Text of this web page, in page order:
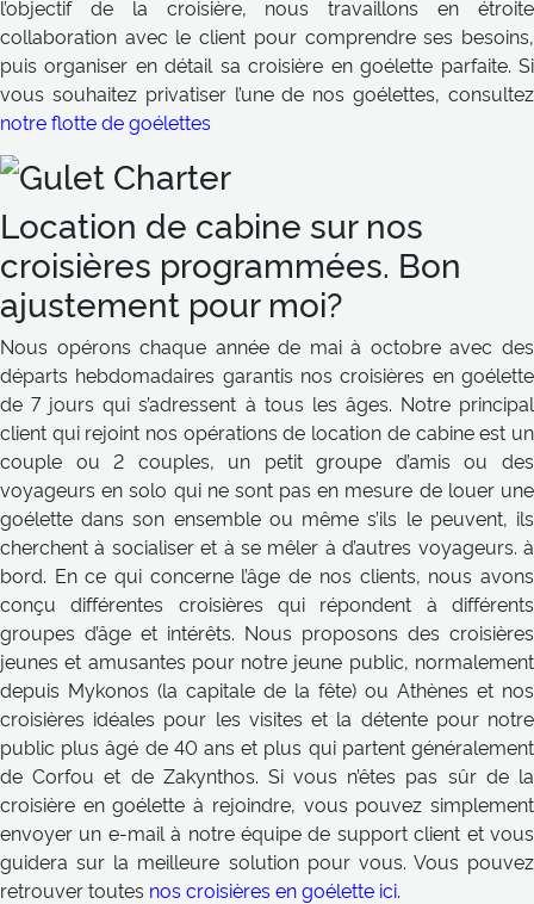
l’objectif de la croisière, nous travaillons en étroite
collaboration avec le client pour comprendre ses besoins,
puis organiser en détail sa croisière en goélette parfaite. Si
vous souhaitez privatiser l’une de nos goélettes, consultez
notre flotte de goélettes
Location de cabine sur nos
croisières programmées. Bon
ajustement pour moi?
Nous opérons chaque année de mai à octobre avec des
départs hebdomadaires garantis nos croisières en goélette
de 7 jours qui s’adressent à tous les âges. Notre principal
client qui rejoint nos opérations de location de cabine est un
couple ou 2 couples, un petit groupe d’amis ou des
voyageurs en solo qui ne sont pas en mesure de louer une
goélette dans son ensemble ou même s’ils le peuvent, ils
cherchent à socialiser et à se mêler à d’autres voyageurs. à
bord. En ce qui concerne l’âge de nos clients, nous avons
conçu différentes croisières qui répondent à différents
groupes d’âge et intérêts. Nous proposons des croisières
jeunes et amusantes pour notre jeune public, normalement
depuis Mykonos (la capitale de la fête) ou Athènes et nos
croisières idéales pour les visites et la détente pour notre
public plus âgé de 40 ans et plus qui partent généralement
de Corfou et de Zakynthos. Si vous n’êtes pas sûr de la
croisière en goélette à rejoindre, vous pouvez simplement
envoyer un e-mail à notre équipe de support client et vous
guidera sur la meilleure solution pour vous. Vous pouvez
retrouver toutes nos croisières en goélette ici.